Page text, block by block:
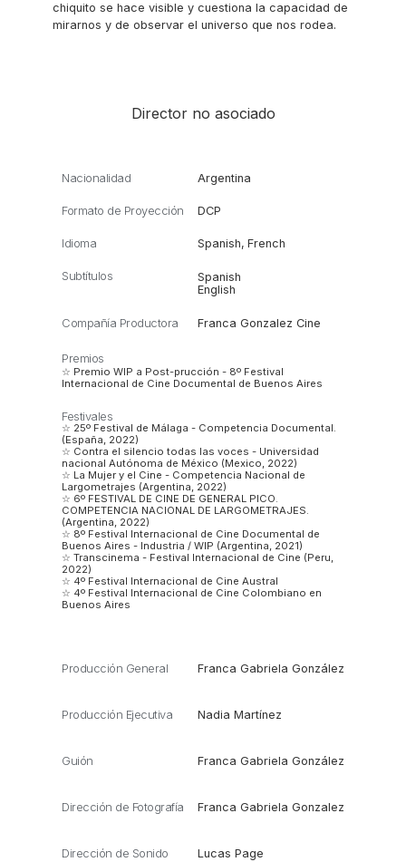
chiquito se hace visible y cuestiona la capacidad de
mirarnos y de observar el universo que nos rodea.
Director no asociado
Nacionalidad Argentina
Formato de Proyección DCP
Idioma Spanish, French
Subtítulos
Spanish
English
Compañía Productora Franca Gonzalez Cine
Premios
☆ Premio WIP a Post-prucción - 8º Festival
Internacional de Cine Documental de Buenos Aires
Festivales
☆ 25º Festival de Málaga - Competencia Documental.
(España, 2022)
☆ Contra el silencio todas las voces - Universidad
nacional Autónoma de México (Mexico, 2022)
☆ La Mujer y el Cine - Competencia Nacional de
Largometrajes (Argentina, 2022)
☆ 6º FESTIVAL DE CINE DE GENERAL PICO.
COMPETENCIA NACIONAL DE LARGOMETRAJES.
(Argentina, 2022)
☆ 8º Festival Internacional de Cine Documental de
Buenos Aires - Industria / WIP (Argentina, 2021)
☆ Transcinema - Festival Internacional de Cine (Peru,
2022)
☆ 4º Festival Internacional de Cine Austral
☆ 4º Festival Internacional de Cine Colombiano en
Buenos Aires
Producción General Franca Gabriela González
Producción Ejecutiva Nadia Martínez
Guión Franca Gabriela González
Dirección de Fotografía Franca Gabriela Gonzalez
Dirección de Sonido Lucas Page